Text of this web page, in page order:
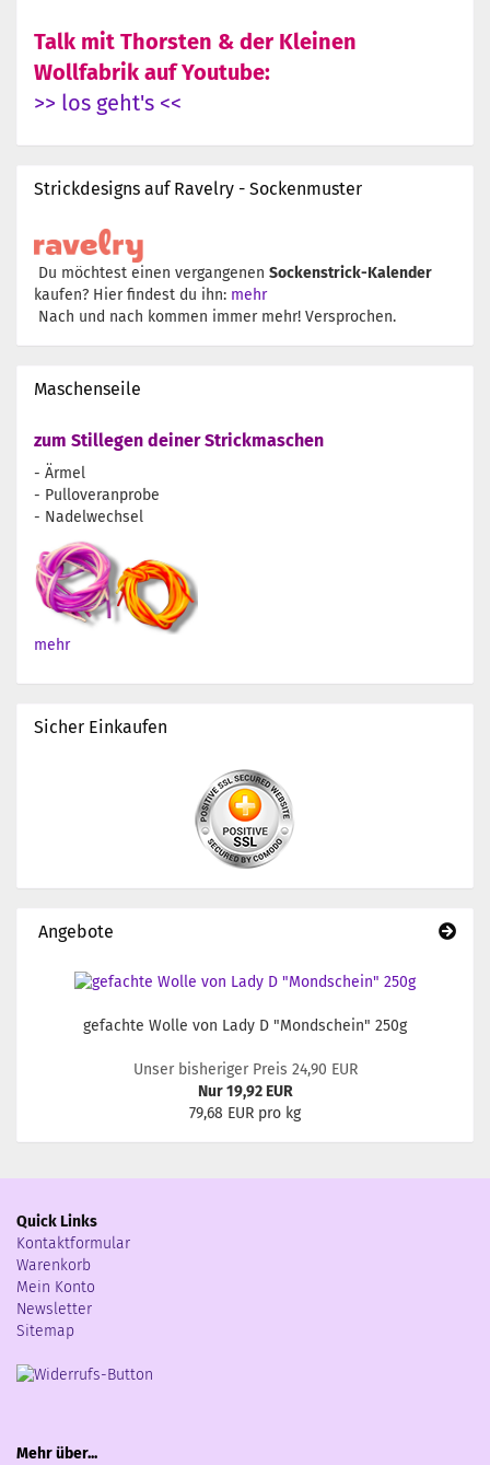
Talk mit Thorsten & der Kleinen
Wollfabrik auf Youtube:
>> los geht's <<
Strickdesigns auf Ravelry - Sockenmuster
Du möchtest einen vergangenen Sockenstrick-Kalender
kaufen? Hier findest du ihn: mehr
Nach und nach kommen immer mehr! Versprochen.
Maschenseile
zum Stillegen deiner Strickmaschen
- Ärmel
- Pulloveranprobe
- Nadelwechsel
mehr
Sicher Einkaufen
Angebote
gefachte Wolle von Lady D "Mondschein" 250g
Unser bisheriger Preis 24,90 EUR
Nur 19,92 EUR
79,68 EUR pro kg
Quick Links
Kontaktformular
Warenkorb
Mein Konto
Newsletter
Sitemap
Mehr über...